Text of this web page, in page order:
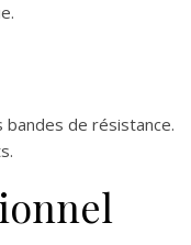
de résistance.